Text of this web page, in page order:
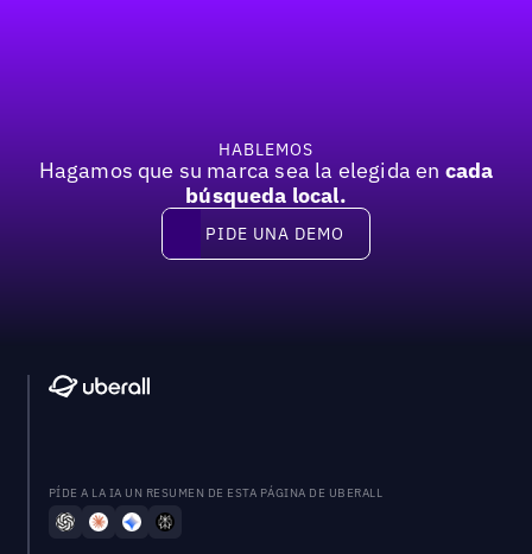
HABLEMOS
Hagamos que su marca sea la elegida en cada
búsqueda local.
Pide una demo
PIDE UNA DEMO
PÍDE A LA IA UN RESUMEN DE ESTA PÁGINA DE UBERALL